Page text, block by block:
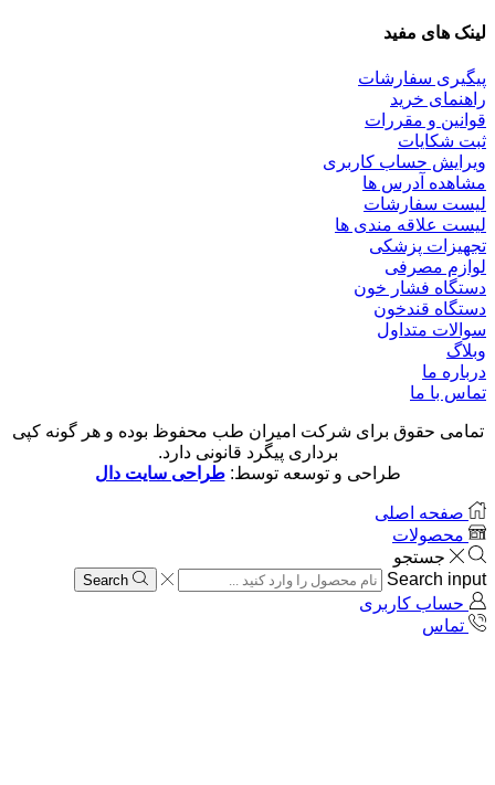
لینک های مفید
پیگیری سفارشات
راهنمای خرید
قوانین و مقررات
ثبت شکایات
ویرایش حساب کاربری
مشاهده آدرس ها
لیست سفارشات
لیست علاقه مندی ها
تجهیزات پزشکی
لوازم مصرفی
دستگاه فشار خون
دستگاه قندخون
سوالات متداول
وبلاگ
درباره ما
تماس با ما
تمامی حقوق برای شرکت امیران طب محفوظ بوده و هر گونه کپی
برداری پیگرد قانونی دارد.
طراحی و توسعه توسط:طراحی سایت دال
صفحه اصلی
محصولات
جستجو
Search input
Search
حساب کاربری
تماس